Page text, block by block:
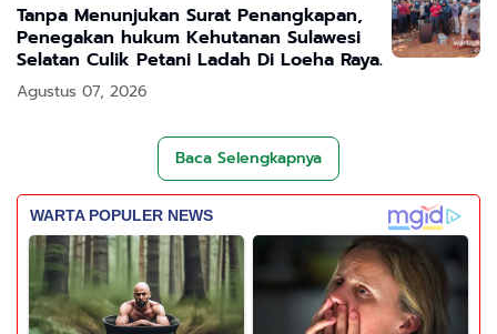
Tanpa Menunjukan Surat Penangkapan,
Penegakan hukum Kehutanan Sulawesi
Selatan Culik Petani Ladah Di Loeha Raya.
Agustus 07, 2026
Baca Selengkapnya